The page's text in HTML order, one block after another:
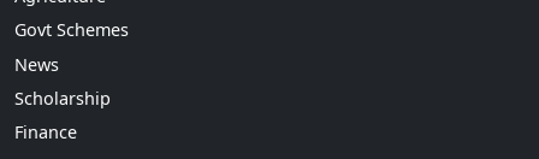
Govt Schemes
News
Scholarship
Finance